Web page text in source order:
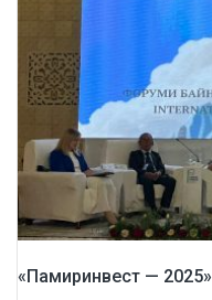
«Памиринвест — 2025»